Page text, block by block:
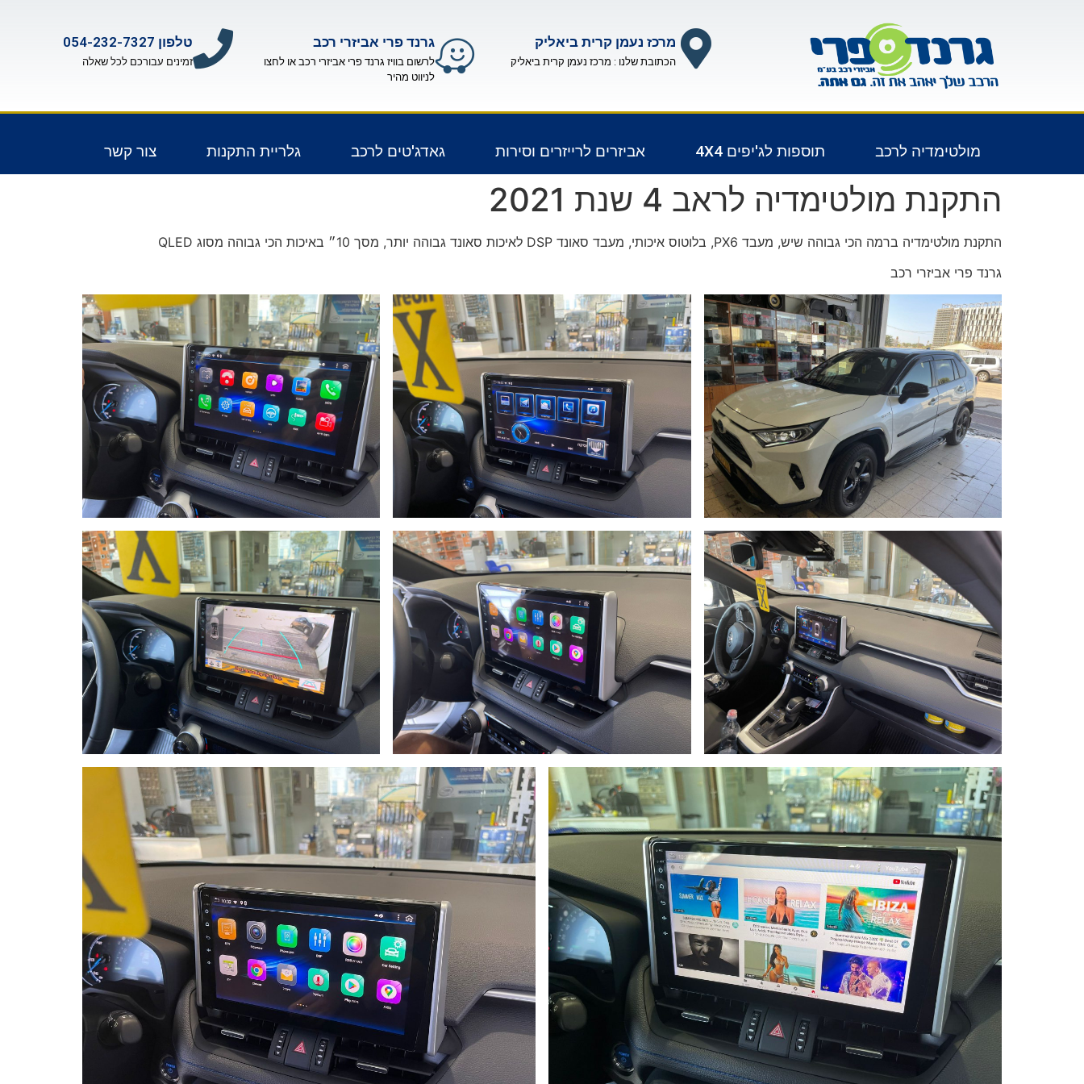
מרכז נעמן קרית ביאליק
הכתובת שלנו : מרכז נעמן קרית ביאליק
גרנד פרי אביזרי רכב
לרשום בוויז גרנד פרי אביזרי רכב או לחצו
לניווט מהיר
טלפון 054-232-7327
זמינים עבורכם לכל שאלה
מולטימדיה לרכב תוספות לג'יפים 4X4 אביזרים לרייזרים וסירות גאדג'טים לרכב גלריית התקנות צור קשר
התקנת מולטימדיה לראב 4 שנת 2021
התקנת מולטימדיה ברמה הכי גבוהה שיש, מעבד PX6, בלוטוס איכותי, מעבד סאונד DSP לאיכות סאונד גבוהה יותר, מסך 10״ באיכות הכי גבוהה מסוג QLED
גרנד פרי אביזרי רכב